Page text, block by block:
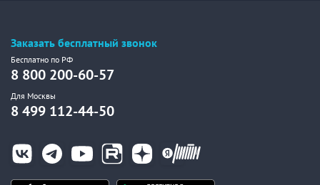
Заказать бесплатный звонок
Бесплатно по РФ
8 800 200-60-57
Для Москвы
8 499 112-44-50